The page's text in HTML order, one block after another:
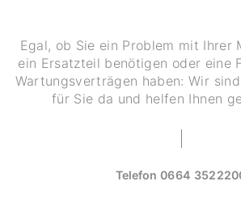
Egal, ob Sie ein Problem mit Ihrer
ein Ersatzteil benötigen oder eine
Wartungsverträgen haben: Wir
für Sie da und helfen Ihnen
Telefon0664